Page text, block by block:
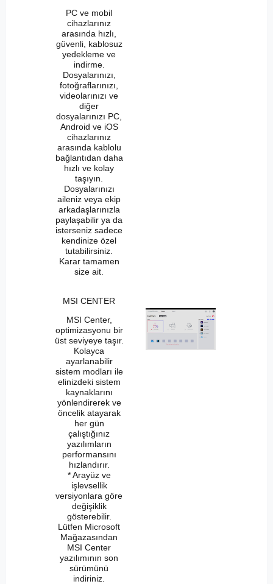
PC ve mobil
cihazlarınız
arasında hızlı,
güvenli, kablosuz
yedekleme ve
indirme.
Dosyalarınızı,
fotoğraflarınızı,
videolarınızı ve
diğer
dosyalarınızı PC,
Android ve iOS
cihazlarınız
arasında kablolu
bağlantıdan daha
hızlı ve kolay
taşıyın.
Dosyalarınızı
aileniz veya ekip
arkadaşlarınızla
paylaşabilir ya da
isterseniz sadece
kendinize özel
tutabilirsiniz.
Karar tamamen
size ait.
MSI CENTER
MSI Center,
optimizasyonu bir
üst seviyeye taşır.
Kolayca
ayarlanabilir
sistem modları ile
elinizdeki sistem
kaynaklarını
yönlendirerek ve
öncelik atayarak
her gün
çalıştığınız
yazılımların
performansını
hızlandırır.
* Arayüz ve
işlevsellik
versiyonlara göre
değişiklik
gösterebilir.
Lütfen Microsoft
Mağazasından
MSI Center
yazılımının son
sürümünü
indiriniz.